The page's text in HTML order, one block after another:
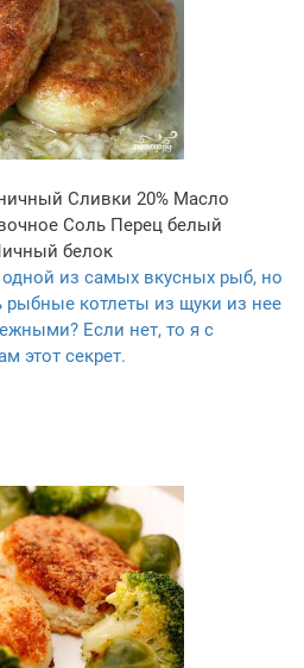
Сливки 20% Масло
Соль Перец белый
белок
из самых вкусных рыб, но
рыбные котлеты из щуки из нее
Если нет, то я с
этот секрет.